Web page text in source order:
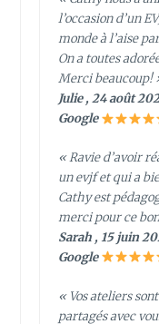
l’occasion d’un
monde à l’aise
On a toutes
Merci beaucoup!
Julie , 24 août
Google
« Ravie d’avoir
un evjf et qui a
Cathy est
merci pour ce
Sarah , 15 juin
Google
« Vos ateliers
partagés avec